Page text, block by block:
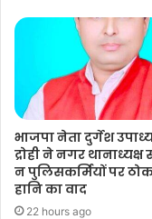
भाजपा नेता दुर्गेश
द्रोही ने नगर
न पुलिसकर्मियों पर
हानि का वाद
22 hours ago